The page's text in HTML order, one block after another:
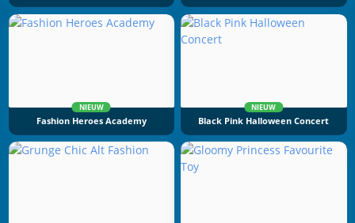
NIEUW
Fashion Heroes Academy
NIEUW
Black Pink Halloween Concert